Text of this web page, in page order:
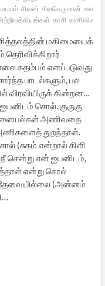
சிவன் சிவபெருமான் ஊசல்
காசி காசி
மகிமையைக்
கதம்பம் எனப்படுவது
பாடல்களும், பல
கின்றன…
சொல். குருகு
அணிவதை
துறந்தாள்.
(சுகம் என்றால் கிளி
சென்று என் ஐயனிடம்,
என்று சொல்
தேவையில்லை (அன்னம்